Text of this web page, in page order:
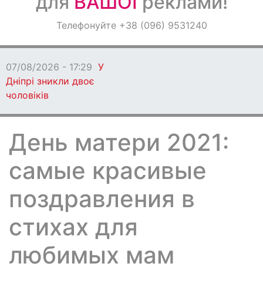
ОголошенняТелефонуйте +38 (096) 9531240
07/08/2026 - 17:29 У
Дніпрі зникли двоє
чоловіків
День матери 2021:
самые красивые
поздравления в
стихах для
любимых мам